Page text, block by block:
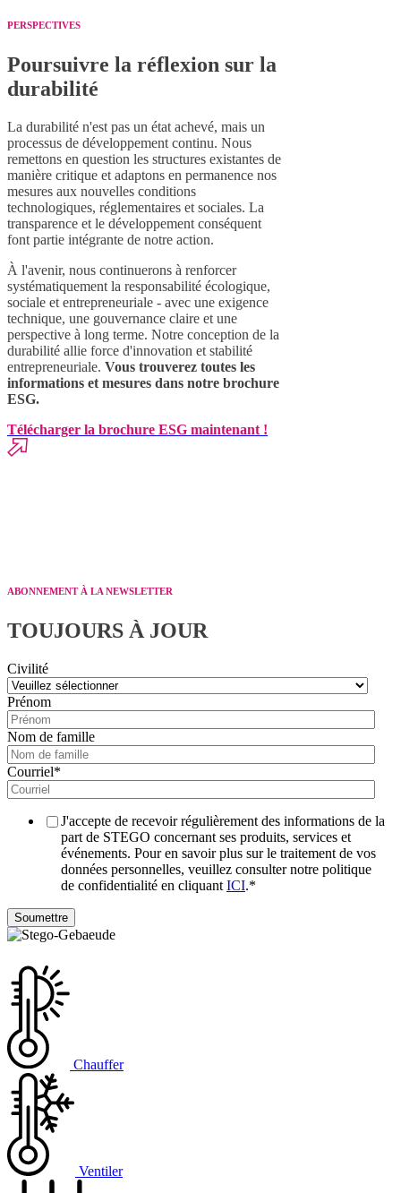
PERSPECTIVES
Poursuivre la réflexion sur la
durabilité
La durabilité n'est pas un état achevé, mais un
processus de développement continu. Nous
remettons en question les structures existantes de
manière critique et adaptons en permanence nos
mesures aux nouvelles conditions
technologiques, réglementaires et sociales. La
transparence et le développement conséquent
font partie intégrante de notre action.
À l'avenir, nous continuerons à renforcer
systématiquement la responsabilité écologique,
sociale et entrepreneuriale - avec une exigence
technique, une gouvernance claire et une
perspective à long terme. Notre conception de la
durabilité allie force d'innovation et stabilité
entrepreneuriale. Vous trouverez toutes les
informations et mesures dans notre brochure
ESG.
Télécharger la brochure ESG maintenant !
ABONNEMENT À LA NEWSLETTER
TOUJOURS À JOUR
Civilité
Prénom
Nom de famille
Courriel*
J'accepte de recevoir régulièrement des informations de la
part de STEGO concernant ses produits, services et
événements. Pour en savoir plus sur le traitement de vos
données personnelles, veuillez consulter notre politique
de confidentialité en cliquant ICI.*
Chauffer
Ventiler